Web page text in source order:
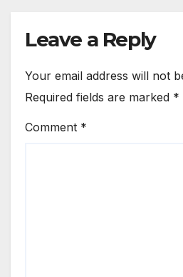
Leave a Reply
Your email address will not
Required fields are marked *
Comment *